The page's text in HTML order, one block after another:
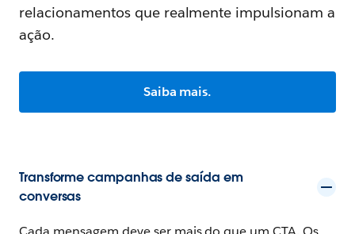
relacionamentos que realmente impulsionam a
ação.
Saiba mais.
Transforme campanhas de saída em
conversas